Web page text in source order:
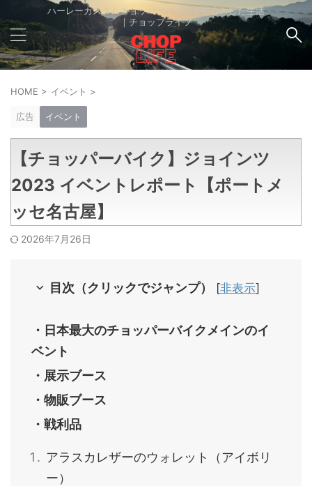
ハーレーカスタムチョッパーバイクを中心とした生活
｜チョップライフ
HOME > イベント >
広告 イベント
【チョッパーバイク】ジョインツ
2023 イベントレポート【ポートメ
ッセ名古屋】
2026年7月26日
目次（クリックでジャンプ） [非表示]
・日本最大のチョッパーバイクメインのイ
ベント
・展示ブース
・物販ブース
・戦利品
アラスカレザーのウォレット（アイボリ
ー）